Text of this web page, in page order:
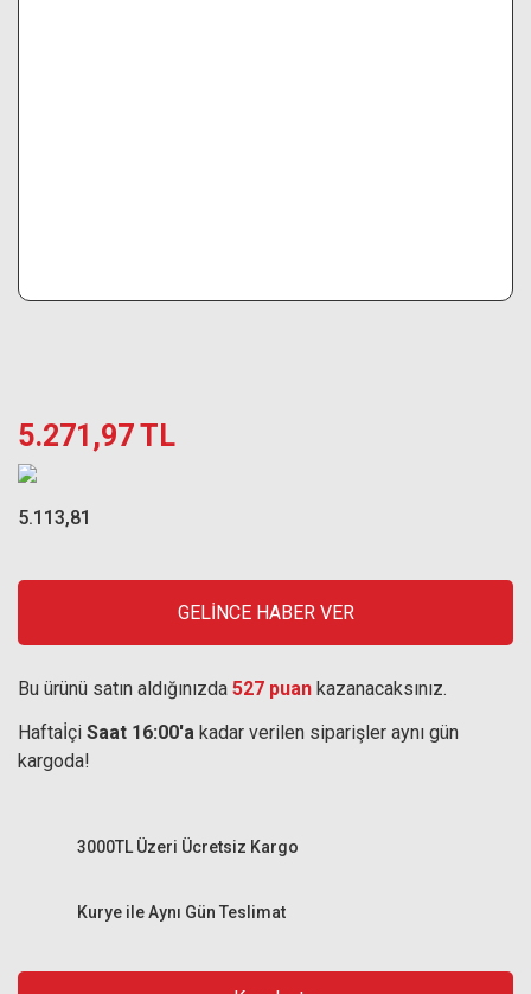
5.271,97 TL
5.113,81
GELİNCE HABER VER
Bu ürünü satın aldığınızda 527 puan kazanacaksınız.
Haftaİçi Saat 16:00'a kadar verilen siparişler aynı gün
kargoda!
Kurye ile Aynı Gün Teslimat
3000TL Üzeri Ücretsiz Kargo